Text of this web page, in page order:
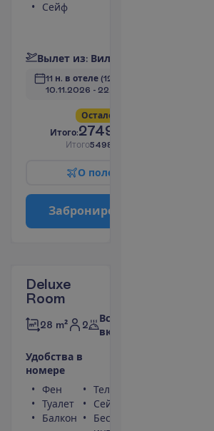
Сейф
Вылет из: Вил
11 н. в отеле (12 н. всего)
10.11.2026 - 22.11.2026
Остало
Итого:2749.00
Итого5498.00
О поле
Заброниро
Deluxe
Room
28 m² 2
Все
включено
Удобства в
номере
Фен
Туалет
Балкон
Телевизор
Сейф
Беспроводной